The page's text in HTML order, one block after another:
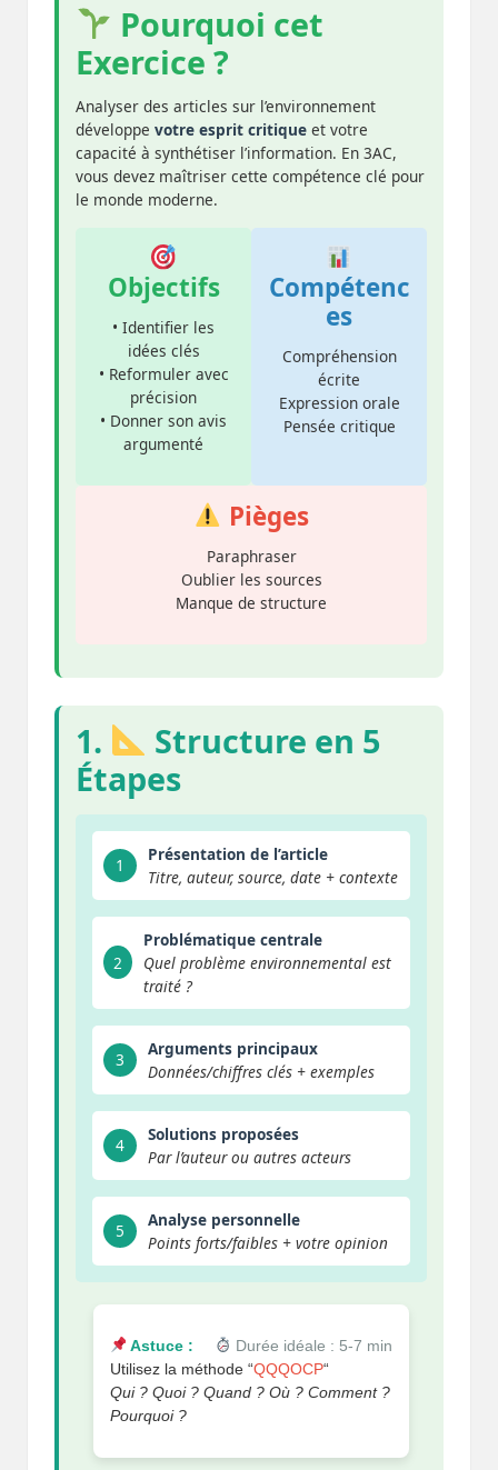
Pourquoi cet
Exercice ?
Analyser des articles sur l’environnement
développe votre esprit critique et votre
capacité à synthétiser l’information. En 3AC,
vous devez maîtriser cette compétence clé pour
le monde moderne.
Objectifs
• Identifier les
idées clés
• Reformuler avec
précision
• Donner son avis
argumenté
Compétenc
es
Compréhension
écrite
Expression orale
Pensée critique
Pièges
Paraphraser
Oublier les sources
Manque de structure
1.
Structure en 5
Étapes
1
Présentation de l’article
Titre, auteur, source, date + contexte
2
Problématique centrale
Quel problème environnemental est
traité ?
3
Arguments principaux
Données/chiffres clés + exemples
4
Solutions proposées
Par l’auteur ou autres acteurs
5
Analyse personnelle
Points forts/faibles + votre opinion
Durée idéale : 5-7 min
Astuce :
Utilisez la méthode “QQQOCP“
Qui ? Quoi ? Quand ? Où ? Comment ?
Pourquoi ?